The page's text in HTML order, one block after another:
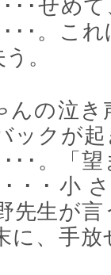
･･せめて
･･ 。こ
。
んの泣
ックが
･･ 。「
･･ 小
先生が
に、手